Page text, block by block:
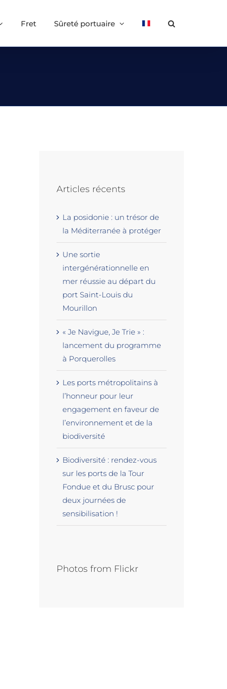
Fret Sûreté portuaire
Articles récents
La posidonie : un trésor de
la Méditerranée à protéger
Une sortie
intergénérationnelle en
mer réussie au départ du
port Saint-Louis du
Mourillon
« Je Navigue, Je Trie » :
lancement du programme
à Porquerolles
Les ports métropolitains à
l’honneur pour leur
engagement en faveur de
l’environnement et de la
biodiversité
Biodiversité : rendez-vous
sur les ports de la Tour
Fondue et du Brusc pour
deux journées de
sensibilisation !
Photos from Flickr